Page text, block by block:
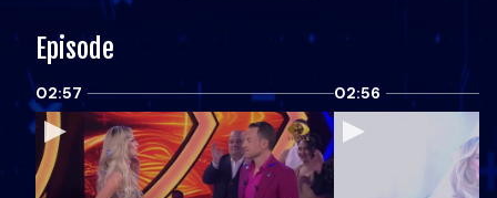
Episode
02:57 02:56